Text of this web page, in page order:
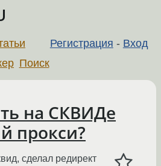
Регистрация - Вход
Поиск
на СКВИДе
прокси?
сделал редирект